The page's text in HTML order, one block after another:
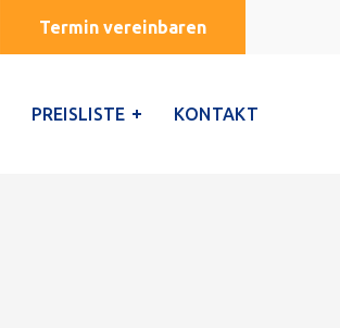
Termin vereinbaren
PREISLISTE KONTAKT